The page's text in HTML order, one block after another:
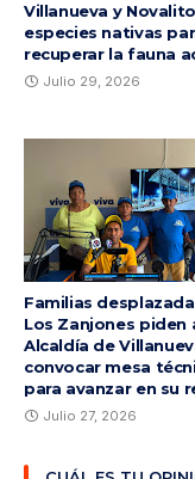
Villanueva y
especies nativas
recuperar la fauna
Julio 29, 2026
Familias
Los Zanjones piden
Alcaldía de
convocar mesa
para avanzar en su
Julio 27, 2026